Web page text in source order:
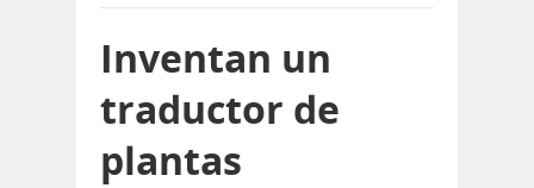
Inventan un
traductor de
plantas